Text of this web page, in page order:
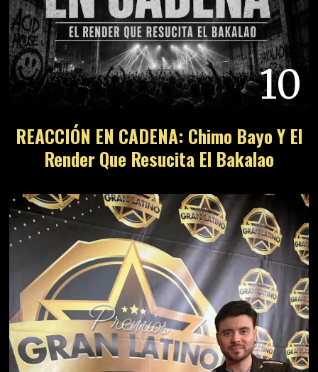
10
REACCIÓN EN CADENA: Chimo Bayo Y El
Render Que Resucita El Bakalao